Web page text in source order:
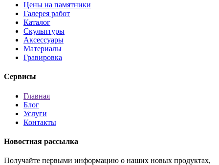
Цены на памятники
Галерея работ
Каталог
Скульптуры
Аксессуары
Материалы
Гравировка
Сервисы
Главная
Блог
Услуги
Контакты
Новостная рассылка
Получайте первыми информацию о наших новых продуктах,